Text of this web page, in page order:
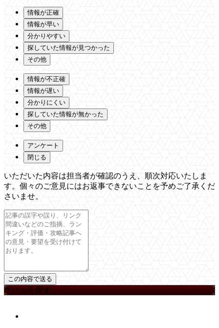
情報が正確
情報が早い
分かりやすい
探していた情報が見つかった
その他
情報が不正確
情報が遅い
分かりにくい
探していた情報が無かった
その他
アンケート
閉じる
いただいた内容は担当者が確認のうえ、順次対応いたしま
す。個々のご意見にはお返事できないことを予めご了承くだ
さいませ。
ゲームを探す